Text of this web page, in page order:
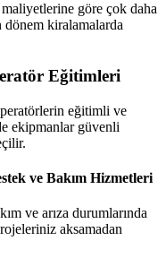
maliyetlerine göre çok daha
kiralamalarda
Eğitimleri
eğitimli ve
ekipmanlar güvenli
ve Bakım Hizmetleri
ve arıza durumlarında
aksamadan